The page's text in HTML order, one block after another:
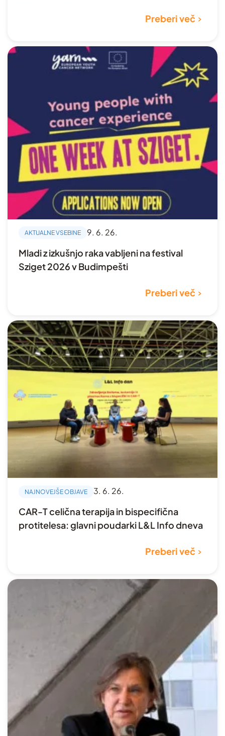
Preberi več
AKTUALNE VSEBINE 9. 6. 26.
Mladi z izkušnjo raka vabljeni na festival
Sziget 2026 v Budimpešti
Preberi več
NAJNOVEJŠE OBJAVE 3. 6. 26.
CAR-T celična terapija in bispecifična
protitelesa: glavni poudarki L&L Info dneva
Preberi več